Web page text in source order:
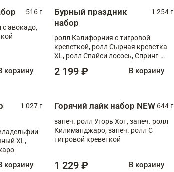
516 г
авокадо,
корзину
Бурный праздник
набор
1 254 г
ролл Калифорния с тигровой
креветкой, ролл Сырная креветка
XL, ролл Спайси лосось, Спринг-
Медовая креветка
2 199 ₽ В корзину
1 027 г
XL,
корзину
Горячий лайк набор NEW 644 г
запеч. ролл Угорь Хот, запеч. ролл
Килиманджаро, запеч. ролл С
тигровой креветкой
1 229 ₽ В корзину